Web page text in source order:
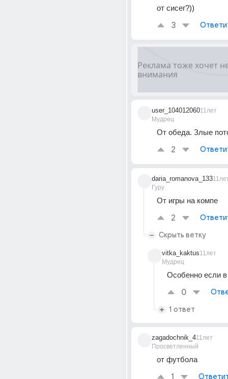
от сисег?))
3
user_104012060
Мудрец
11лет
От обеда. Злые
2
daria_romanova_133
Гуру
От игры на компе
2
Скрыть ветку
vitka_kaktus
Мудрец
11лет
Особенно если в
0
1 ответ
zagadochnik_4
Просветленный
11лет
от футбола
1